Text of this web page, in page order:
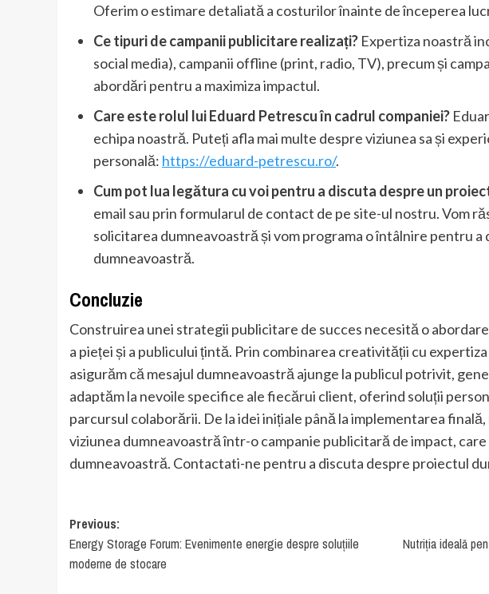
Oferim o estimare detaliată a costurilor înainte de începerea
Ce tipuri de campanii publicitare realizați? Expertiza noastră
social media), campanii offline (print, radio, TV), precum și
abordări pentru a maximiza impactul.
Care este rolul lui Eduard Petrescu în cadrul companiei?
echipa noastră. Puteți afla mai multe despre viziunea sa și
personală: https://eduard-petrescu.ro/.
Cum pot lua legătura cu voi pentru a discuta despre un
email sau prin formularul de contact de pe site-ul nostru. Vom
solicitarea dumneavoastră și vom programa o întâlnire pentru a
dumneavoastră.
Concluzie
Construirea unei strategii publicitare de succes necesită o
a pieței și a publicului țintă. Prin combinarea creativității cu
asigurăm că mesajul dumneavoastră ajunge la publicul potrivit,
adaptăm la nevoile specifice ale fiecărui client, oferind soluții
parcursul colaborării. De la idei inițiale până la implementarea
viziunea dumneavoastră într-o campanie publicitară de impact,
dumneavoastră. Contactati-ne pentru a discuta despre proiectul
Post
navigation
Previous:
Energy Storage Forum: Evenimente energie despre soluțiile
moderne de stocare
Nutriția ideală